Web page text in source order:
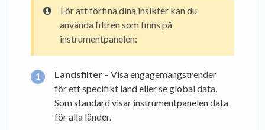
För att förfina dina insikter kan du
använda filtren som finns på
instrumentpanelen:
Landsfilter – Visa engagemangstrender
för ett specifikt land eller se global data.
Som standard visar instrumentpanelen data
för alla länder.